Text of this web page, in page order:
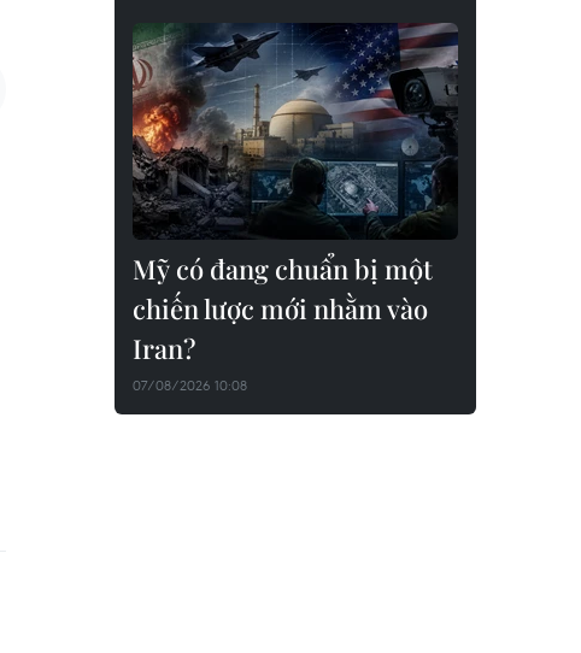
Mỹ có đang chuẩn bị một
chiến lược mới nhằm vào
Iran?
07/08/2026 10:08